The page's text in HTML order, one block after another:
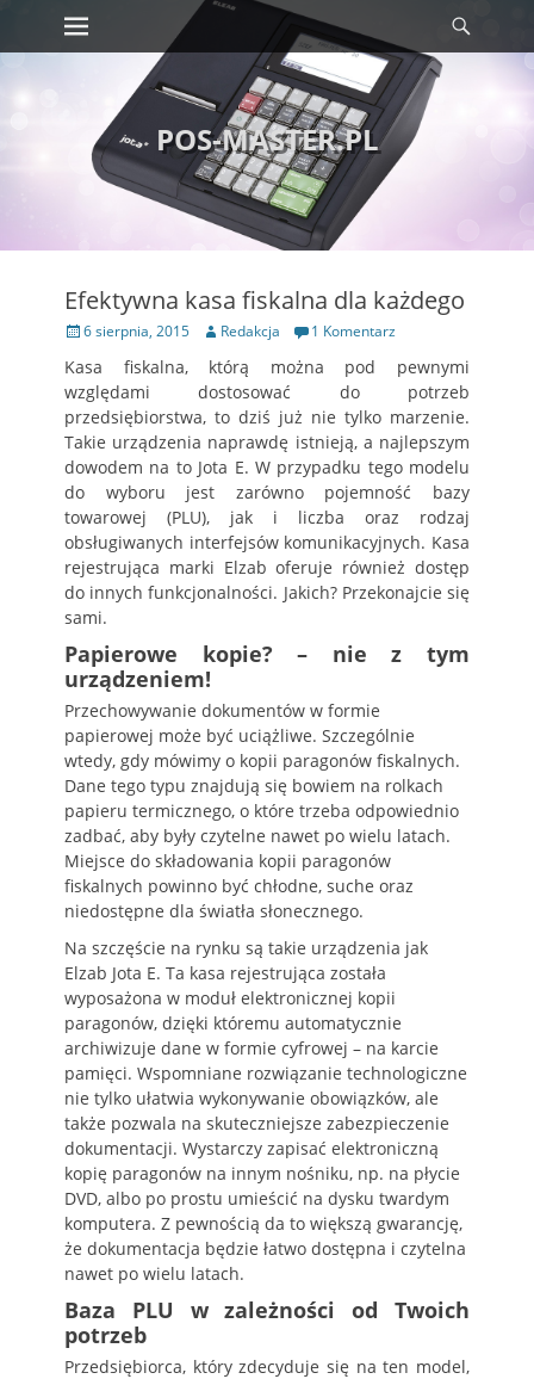
Wyświetl
zawartość
Menu
POS-MASTER.PL
Efektywna kasa fiskalna dla każdego
Opublikowano
6 sierpnia, 2015 AutorRedakcja 1 Komentarz
Kasa fiskalna, którą można pod pewnymi
względami dostosować do potrzeb
przedsiębiorstwa, to dziś już nie tylko marzenie.
Takie urządzenia naprawdę istnieją, a najlepszym
dowodem na to Jota E. W przypadku tego modelu
do wyboru jest zarówno pojemność bazy
towarowej (PLU), jak i liczba oraz rodzaj
obsługiwanych interfejsów komunikacyjnych. Kasa
rejestrująca marki Elzab oferuje również dostęp
do innych funkcjonalności. Jakich? Przekonajcie się
sami.
Papierowe kopie? – nie z tym
urządzeniem!
Przechowywanie dokumentów w formie
papierowej może być uciążliwe. Szczególnie
wtedy, gdy mówimy o kopii paragonów fiskalnych.
Dane tego typu znajdują się bowiem na rolkach
papieru termicznego, o które trzeba odpowiednio
zadbać, aby były czytelne nawet po wielu latach.
Miejsce do składowania kopii paragonów
fiskalnych powinno być chłodne, suche oraz
niedostępne dla światła słonecznego.
Na szczęście na rynku są takie urządzenia jak
Elzab Jota E. Ta kasa rejestrująca została
wyposażona w moduł elektronicznej kopii
paragonów, dzięki któremu automatycznie
archiwizuje dane w formie cyfrowej – na karcie
pamięci. Wspomniane rozwiązanie technologiczne
nie tylko ułatwia wykonywanie obowiązków, ale
także pozwala na skuteczniejsze zabezpieczenie
dokumentacji. Wystarczy zapisać elektroniczną
kopię paragonów na innym nośniku, np. na płycie
DVD, albo po prostu umieścić na dysku twardym
komputera. Z pewnością da to większą gwarancję,
że dokumentacja będzie łatwo dostępna i czytelna
nawet po wielu latach.
Baza PLU w zależności od Twoich
potrzeb
Przedsiębiorca, który zdecyduje się na ten model,